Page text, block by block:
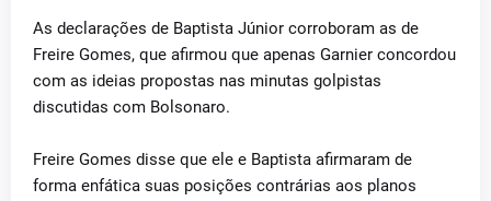
As declarações de Baptista Júnior corroboram as de
Freire Gomes, que afirmou que apenas Garnier concordou
com as ideias propostas nas minutas golpistas
discutidas com Bolsonaro.
Freire Gomes disse que ele e Baptista afirmaram de
forma enfática suas posições contrárias aos planos